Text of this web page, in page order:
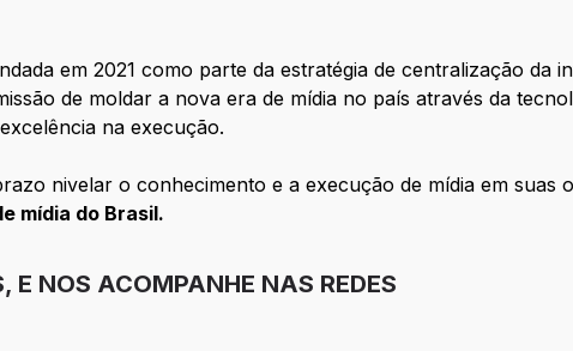
em 2021 como parte da estratégia de centralização da
de moldar a nova era de mídia no país através da
na execução.
nivelar o conhecimento e a execução de mídia em suas
mídia do Brasil.
E NOS ACOMPANHE NAS REDES